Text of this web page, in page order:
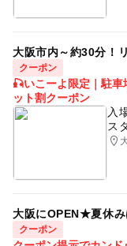
大阪市内～約30分！
クーポン
🎣いこーよ限定｜駐
ット割クーポン
入
ス
大阪にOPEN★夏休み
クーポン